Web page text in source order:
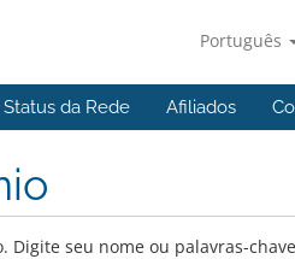
Português
Status da Rede Afiliados
Digite seu nome ou palavras-